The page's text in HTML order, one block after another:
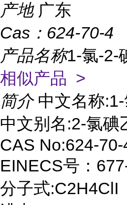
产地 广东
Cas： 624-70-4
产品名称1-氯-2-
相似产品 >
简介 中文名称
中文别名:2-氯碘
CAS No:624-70-
EINECS号：
分子式:C2H4ClI